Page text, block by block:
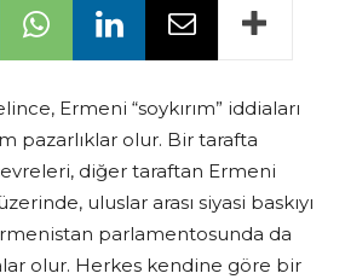
Ermeni “soykırım” iddiaları
pazarlıklar olur. Bir tarafta
diğer taraftan Ermeni
uluslar arası siyasi baskıyı
parlamentosunda da
olur. Herkes kendine göre bir